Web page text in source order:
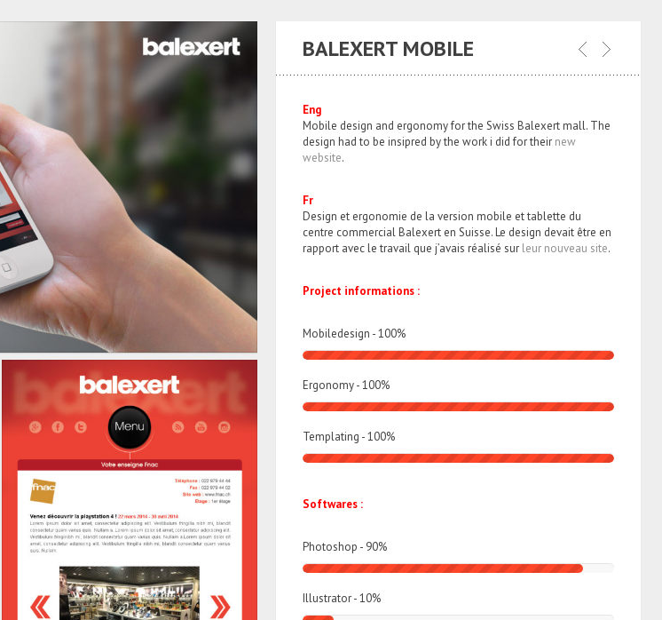
BALEXERT MOBILE
Eng
Mobile design and ergonomy for the Swiss Balexert mall. The
design had to be insipred by the work i did for their new
website.
Fr
Design et ergonomie de la version mobile et tablette du
centre commercial Balexert en Suisse. Le design devait être en
rapport avec le travail que j’avais réalisé sur leur nouveau site.
Project informations :
Mobiledesign -100%
Ergonomy -100%
Templating -100%
Softwares :
Photoshop - 90%
Illustrator -10%